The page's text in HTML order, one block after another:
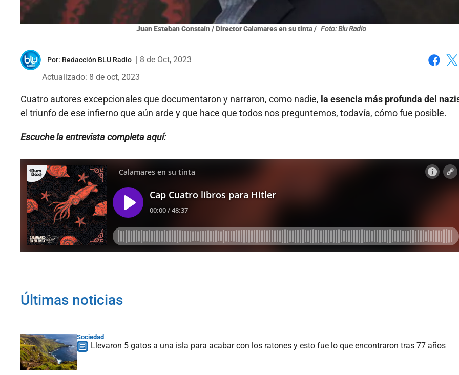
Juan Esteban Constaín / Director Calamares en su tinta / Foto: Blu Radio
Por: Redacción BLU Radio
8 de Oct, 2023
Actualizado: 8 de oct, 2023
Cuatro autores excepcionales que documentaron y narraron, como nadie, la esencia más profunda del
el triunfo de ese infierno que aún arde y que hace que todos nos preguntemos, todavía, cómo fue posible.
Escuche la entrevista completa aquí:
Últimas noticias
Sociedad
Llevaron 5 gatos a una isla para acabar con los ratones y esto fue lo que encontraron tras 77 años